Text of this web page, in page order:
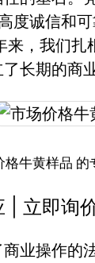
度诚信和
，我们
长期的商
格牛黄样品 的
| 立即询
业操作的